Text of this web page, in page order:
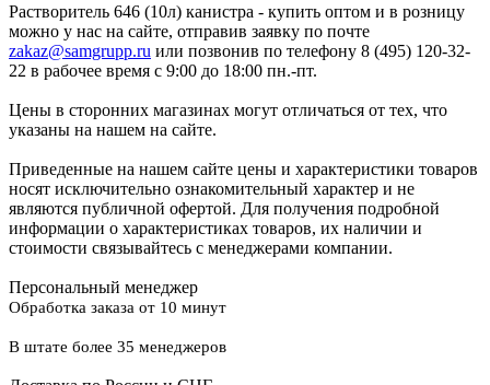
Растворитель 646 (10л) канистра - купить оптом и в розницу
можно у нас на сайте, отправив заявку по почте
zakaz@samgrupp.ru или позвонив по телефону 8 (495) 120-32-
22 в рабочее время с 9:00 до 18:00 пн.-пт.
Цены в сторонних магазинах могут отличаться от тех, что
указаны на нашем на сайте.
Приведенные на нашем сайте цены и характеристики товаров
носят исключительно ознакомительный характер и не
являются публичной офертой. Для получения подробной
информации о характеристиках товаров, их наличии и
стоимости связывайтесь с менеджерами компании.
Персональный менеджер
Обработка заказа от 10 минут
В штате более 35 менеджеров